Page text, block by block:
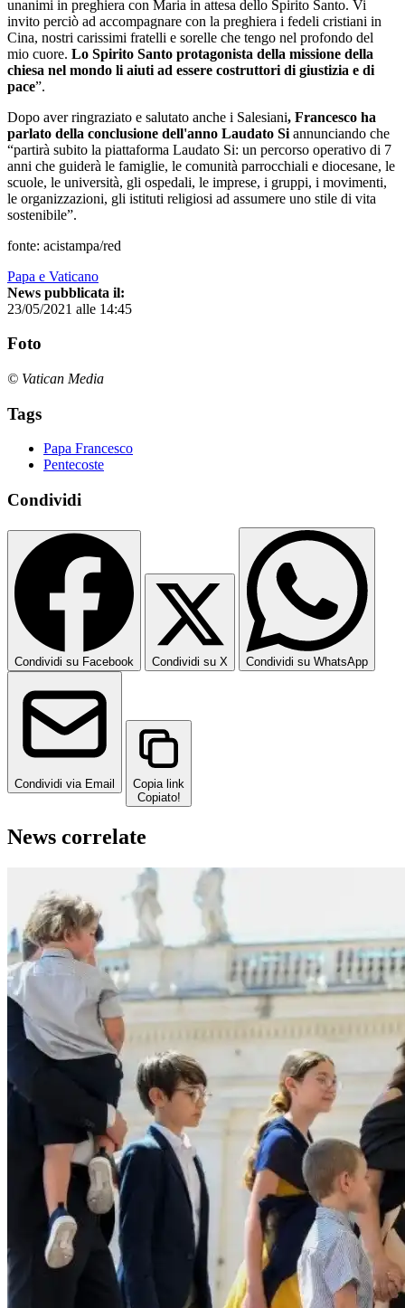
unanimi in preghiera con Maria in attesa dello Spirito Santo. Vi
invito perciò ad accompagnare con la preghiera i fedeli cristiani in
Cina, nostri carissimi fratelli e sorelle che tengo nel profondo del
mio cuore. Lo Spirito Santo protagonista della missione della
chiesa nel mondo li aiuti ad essere costruttori di giustizia e di
pace”.
Dopo aver ringraziato e salutato anche i Salesiani, Francesco ha
parlato della conclusione dell'anno Laudato Si annunciando che
“partirà subito la piattaforma Laudato Si: un percorso operativo di 7
anni che guiderà le famiglie, le comunità parrocchiali e diocesane, le
scuole, le università, gli ospedali, le imprese, i gruppi, i movimenti,
le organizzazioni, gli istituti religiosi ad assumere uno stile di vita
sostenibile”.
fonte: acistampa/red
Papa e Vaticano
News pubblicata il:
23/05/2021 alle 14:45
Foto
© Vatican Media
Tags
Papa Francesco
Pentecoste
Condividi
Condividi su Facebook Condividi su X Condividi su WhatsApp
Condividi via Email
Copia link
Copiato!
News correlate